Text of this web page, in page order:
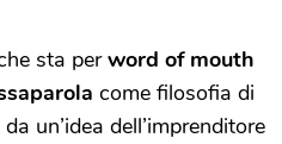
sta perword of mouth
come filosofia di
da un’idea dell’imprenditore